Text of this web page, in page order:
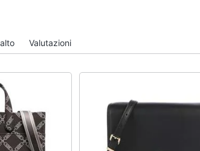
Copertina neonato
Vedi tutti
Valutazioni